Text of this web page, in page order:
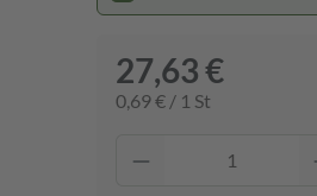
27,63 €
0,69 € / 1 St